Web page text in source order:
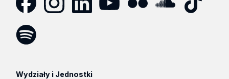
Wydziały i Jednostki